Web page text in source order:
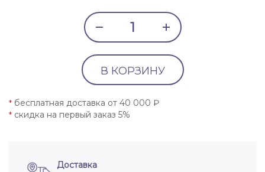
В КОРЗИНУ
* бесплатная доставка от 40 000 ₽
* скидка на первый заказ 5%
Доставка